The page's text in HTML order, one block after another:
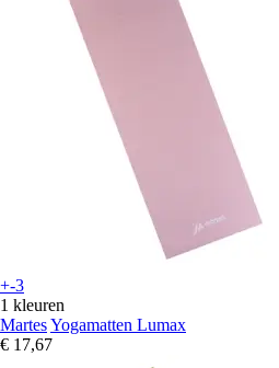
+-3
1 kleuren
MartesYogamatten Lumax
€ 17,67